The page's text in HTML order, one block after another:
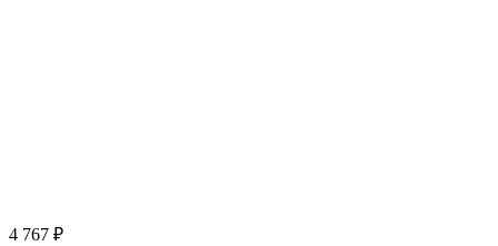
4 767 ₽